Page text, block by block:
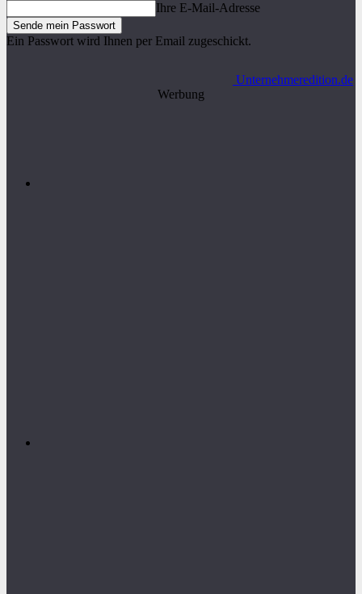
Ihre E-Mail-Adresse
Ein Passwort wird Ihnen per Email zugeschickt.
Unternehmeredition.de
Werbung